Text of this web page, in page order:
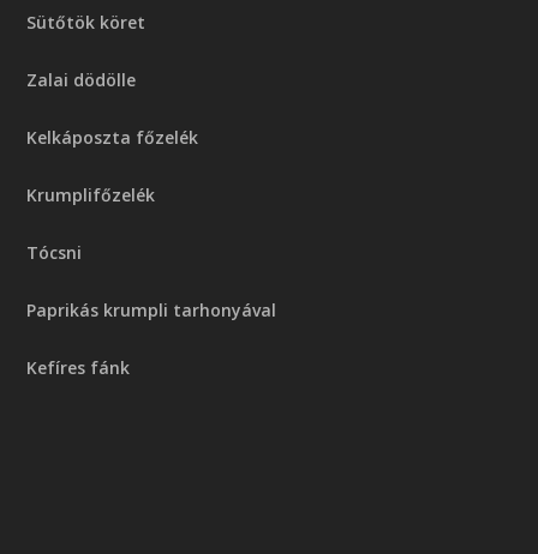
Sütőtök köret
Zalai dödölle
Kelkáposzta főzelék
Krumplifőzelék
Tócsni
Paprikás krumpli tarhonyával
Kefíres fánk